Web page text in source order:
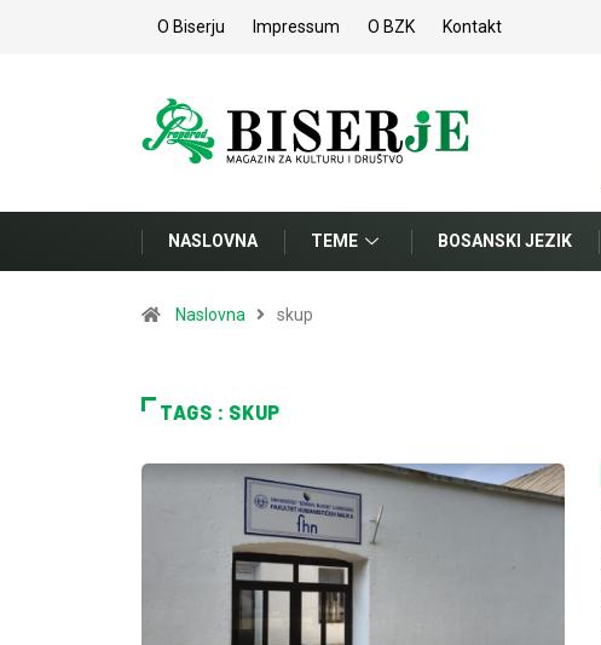
O Biserju Impressum O BZK Kontakt
NASLOVNA TEME BOSANSKI JEZIK
Naslovna skup
TAGS : SKUP